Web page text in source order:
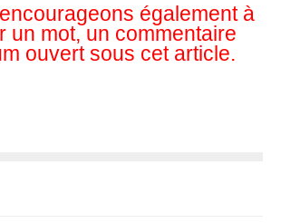
également à
un mot, un commentaire
ouvert sous cet article.